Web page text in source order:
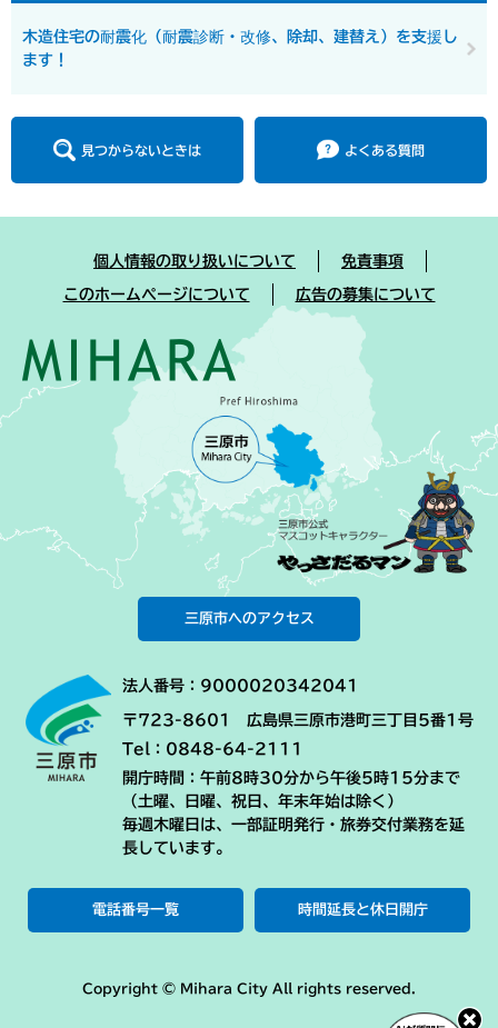
木造住宅の耐震化（耐震診断・改修、除却、建替え）を支援し
ます！
見つからないときは よくある質問
個人情報の取り扱いについて 免責事項
このホームページについて 広告の募集について
三原市へのアクセス
法人番号：9000020342041
〒723-8601 広島県三原市港町三丁目5番1号
Tel：0848-64-2111
開庁時間：午前8時30分から午後5時15分まで
（土曜、日曜、祝日、年末年始は除く）
毎週木曜日は、一部証明発行・旅券交付業務を延
長しています。
電話番号一覧 時間延長と休日開庁
Copyright © Mihara City All rights reserved.